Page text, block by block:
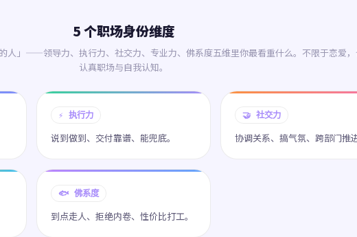
5 个职场身份维度
人」——领导力、执行力、社交力、专业力、佛系度五维里你最看重什么。不限于恋爱
认真职场与自我认知。
⚡ 执行力
说到做到、交付靠谱、能兜底。
🤝 社交力
协调关系、搞气氛、跨部门推进
🐟 佛系度
到点走人、拒绝内卷、性价比打工。